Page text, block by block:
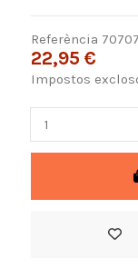
Referència
22,95 €
Impostos